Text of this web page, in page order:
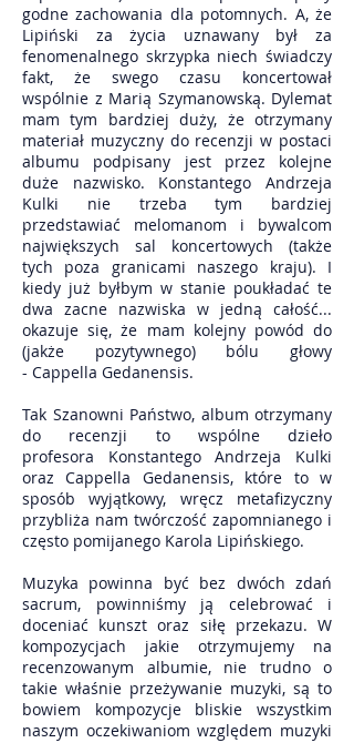
godne zachowania dla potomnych. A, że
Lipiński za życia uznawany był za
fenomenalnego skrzypka niech świadczy
fakt, że swego czasu koncertował
wspólnie z Marią Szymanowską. Dylemat
mam tym bardziej duży, że otrzymany
materiał muzyczny do recenzji w postaci
albumu podpisany jest przez kolejne
duże nazwisko. Konstantego Andrzeja
Kulki nie trzeba tym bardziej
przedstawiać melomanom i bywalcom
największych sal koncertowych (także
tych poza granicami naszego kraju). I
kiedy już byłbym w stanie poukładać te
dwa zacne nazwiska w jedną całość...
okazuje się, że mam kolejny powód do
(jakże pozytywnego) bólu głowy
- Cappella Gedanensis.
Tak Szanowni Państwo, album otrzymany
do recenzji to wspólne dzieło
profesora Konstantego Andrzeja Kulki
oraz Cappella Gedanensis, które to w
sposób wyjątkowy, wręcz metafizyczny
przybliża nam twórczość zapomnianego i
często pomijanego Karola Lipińskiego.
Muzyka powinna być bez dwóch zdań
sacrum, powinniśmy ją celebrować i
doceniać kunszt oraz siłę przekazu. W
kompozycjach jakie otrzymujemy na
recenzowanym albumie, nie trudno o
takie właśnie przeżywanie muzyki, są to
bowiem kompozycje bliskie wszystkim
naszym oczekiwaniom względem muzyki